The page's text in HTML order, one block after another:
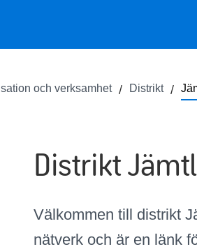
och verksamhet Distrikt
Distrikt
Välkommen till distrikt
nätverk och är en länk